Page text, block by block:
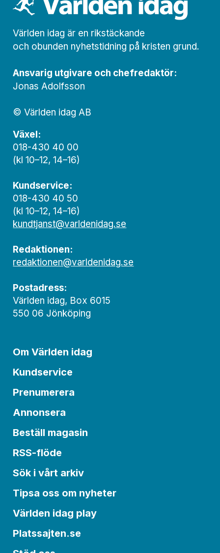
Världen idag är en rikstäckande
och obunden nyhets­­­tidning på kristen grund.
Ansvarig utgivare och chef­redaktör:
Jonas Adolfsson
© Världen idag AB
Växel:
018-430 40 00
(kl 10–12, 14–16)
Kundservice:
018-430 40 50
(kl 10–12, 14–16)
kundtjanst@varldenidag.se
Redaktionen:
redaktionen@varldenidag.se
Postadress:
Världen idag, Box 6015
550 06 Jönköping
Om Världen idag
Kundservice
Prenumerera
Annonsera
Beställ magasin
RSS-flöde
Sök i vårt arkiv
Tipsa oss om nyheter
Världen idag play
Platssajten.se